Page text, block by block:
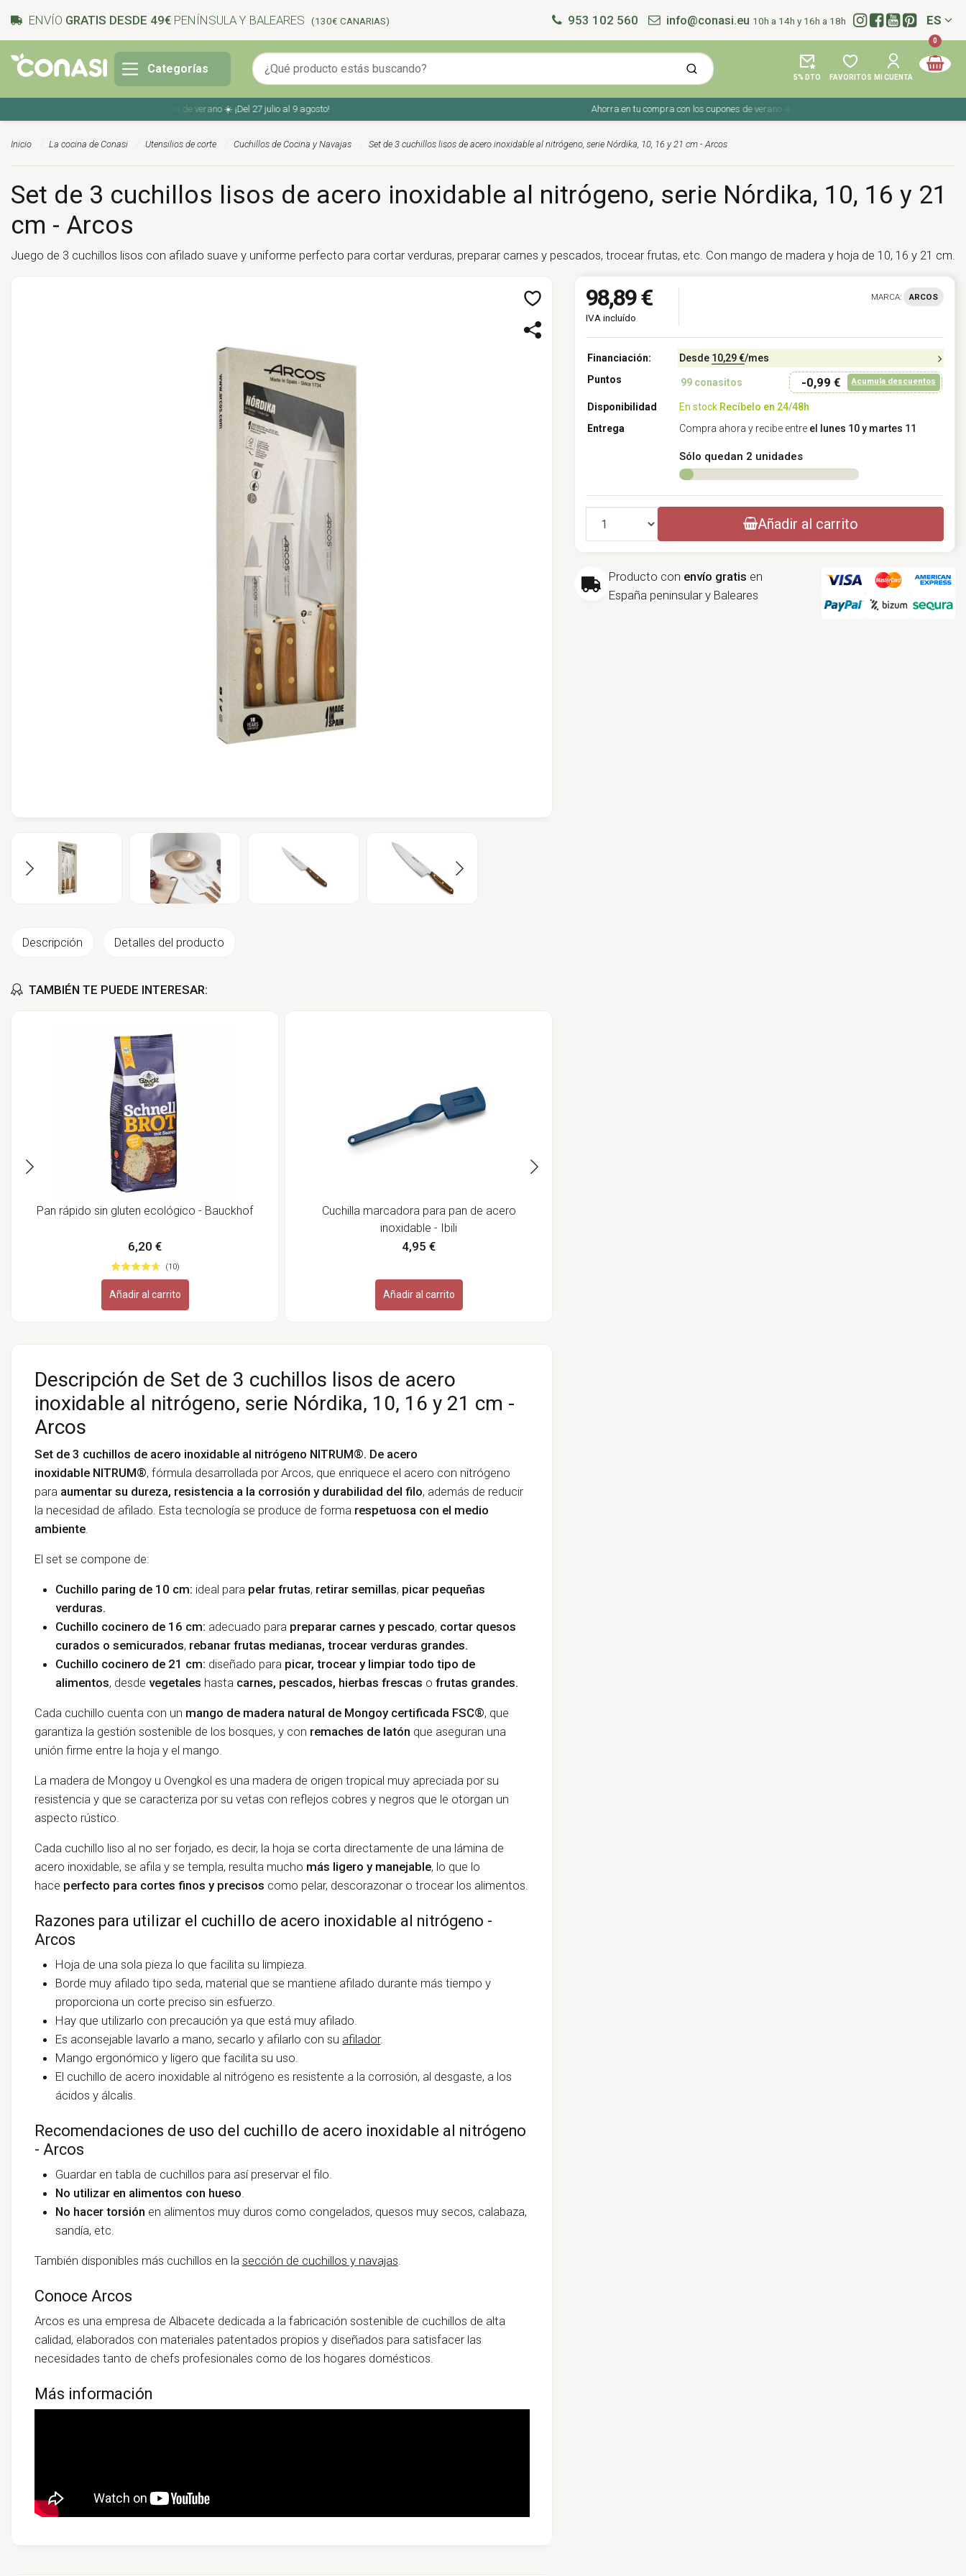
ENVÍO GRATIS DESDE 49€ PENÍNSULA Y BALEARES (130€ CANARIAS) 953 102 560 info@conasi.eu 10h a 14h y 16h a 18h Idioma:
ES
Categorías
5% DTO FAVORITOS MI CUENTA
0
Ahorra en tu compra con los cupones de verano ☀️ ¡Del 27 julio al 9 agosto! Ahorra en tu compra con los cupones de verano ☀️ ¡Del 27 julio al 9 agosto!
Inicio La cocina de Conasi Utensilios de corte Cuchillos de Cocina y Navajas Set de 3 cuchillos lisos de acero inoxidable al nitrógeno, serie Nórdika, 10, 16 y 21 cm - Arcos
Set de 3 cuchillos lisos de acero inoxidable al nitrógeno, serie Nórdika, 10, 16 y 21
cm - Arcos
Juego de 3 cuchillos lisos con afilado suave y uniforme perfecto para cortar verduras, preparar carnes y pescados, trocear frutas, etc. Con mango de madera y hoja de 10, 16 y 21 cm.
Descripción Detalles del producto
TAMBIÉN TE PUEDE INTERESAR:
Pan rápido sin gluten ecológico - Bauckhof
6,20 €
(10)
Añadir al carrito
Cuchilla marcadora para pan de acero
inoxidable - Ibili
4,95 €
Añadir al carrito
Descripción de Set de 3 cuchillos lisos de acero
inoxidable al nitrógeno, serie Nórdika, 10, 16 y 21 cm -
Arcos
Set de 3 cuchillos de acero inoxidableal nitrógeno NITRUM®. De acero
inoxidable NITRUM®, fórmula desarrollada por Arcos, que enriquece el acero con nitrógeno
para aumentar su dureza, resistencia a la corrosión y durabilidad del filo, además de reducir
la necesidad de afilado. Esta tecnología se produce de forma respetuosa con el medio
ambiente.
El set se compone de:
Cuchillo paring de 10 cm: ideal para pelar frutas, retirar semillas, picar pequeñas
verduras.
Cuchillo cocinero de 16 cm: adecuado para preparar carnes y pescado, cortar quesos
curados o semicurados, rebanar frutas medianas, trocear verduras grandes.
Cuchillo cocinero de 21 cm: diseñado para picar, trocear y limpiar todo tipo de
alimentos, desdevegetales hasta carnes, pescados, hierbas frescas ofrutas grandes.
Cada cuchillo cuenta con un mango de madera natural de Mongoy certificada FSC®, que
garantiza la gestión sostenible de los bosques, y con remaches de latón que aseguran una
unión firme entre la hoja y el mango.
La madera de Mongoy u Ovengkol es una madera de origen tropical muy apreciada por su
resistencia y que se caracteriza por su vetas con reflejos cobres y negros que le otorgan un
aspecto rústico.
Cada cuchillo liso al no ser forjado, es decir, la hoja se corta directamente de una lámina de
acero inoxidable, se afila y se templa, resulta mucho más ligero y manejable, lo que lo
hace perfecto para cortes finos y precisos como pelar, descorazonar o trocear los alimentos.
Razones para utilizar el cuchillo de acero inoxidable al nitrógeno -
Arcos
Hoja de una sola pieza lo que facilita su limpieza.
Borde muy afilado tipo seda, material que se mantiene afilado durante más tiempo y
proporciona un corte preciso sin esfuerzo.
Hay que utilizarlo con precaución ya que está muy afilado.
Es aconsejable lavarlo a mano, secarlo y afilarlo con su afilador.
Mango ergonómico y ligero que facilita su uso.
El cuchillo de acero inoxidable al nitrógeno es resistente a la corrosión, al desgaste, a los
ácidos y álcalis.
Recomendaciones de uso del cuchillo de acero inoxidable al nitrógeno
- Arcos
Guardar en tabla de cuchillos para así preservar el filo.
No utilizar en alimentos con hueso
No hacer torsión en alimentos muy duros como congelados, quesos muy secos, calabaza,
sandía, etc.
También disponibles más cuchillos en la sección de cuchillos y navajas
Conoce Arcos
Arcos es una empresa de Albacete dedicada a la fabricación sostenible de cuchillos de alta
calidad, elaborados con materiales patentados propios y diseñados para satisfacer las
necesidades tanto de chefs profesionales como de los hogares domésticos.
Más información
98,89 €
IVA incluído
MARCA: ARCOS
Financiación: Desde 10,29 €/mes
Puntos
99conasitos -0,99 € Acumula descuentos
Disponibilidad En stock Recíbelo en 24/48h
Entrega
Compra ahora y recibe entre el lunes 10 y martes 11
Sólo quedan 2 unidades
Cantidad Añadir al carrito
Producto con envío gratis en
España peninsular y Baleares